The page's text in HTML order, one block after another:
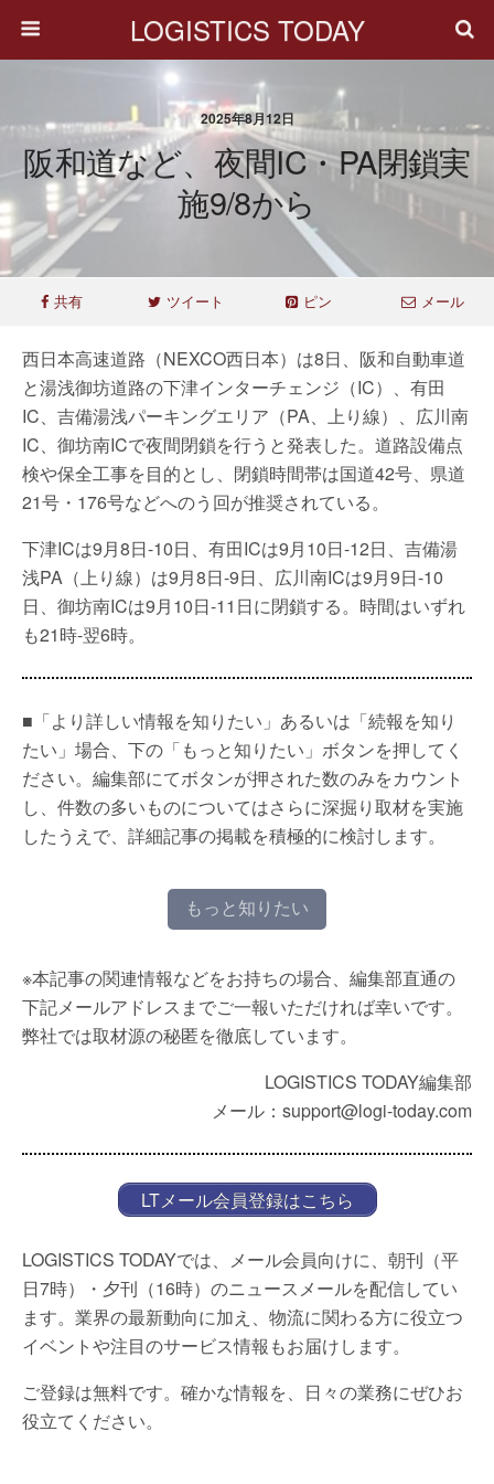
LOGISTICS TODAY
2025年8月12日
阪和道など、夜間IC・PA閉鎖実
施9/8から
共有 ツイート ピン メール
西日本高速道路（NEXCO西日本）は8日、阪和自動車道
と湯浅御坊道路の下津インターチェンジ（IC）、有田
IC、吉備湯浅パーキングエリア（PA、上り線）、広川南
IC、御坊南ICで夜間閉鎖を行うと発表した。道路設備点
検や保全工事を目的とし、閉鎖時間帯は国道42号、県道
21号・176号などへのう回が推奨されている。
下津ICは9月8日-10日、有田ICは9月10日-12日、吉備湯
浅PA（上り線）は9月8日-9日、広川南ICは9月9日-10
日、御坊南ICは9月10日-11日に閉鎖する。時間はいずれ
も21時-翌6時。
■「より詳しい情報を知りたい」あるいは「続報を知り
たい」場合、下の「もっと知りたい」ボタンを押してく
ださい。編集部にてボタンが押された数のみをカウント
し、件数の多いものについてはさらに深掘り取材を実施
したうえで、詳細記事の掲載を積極的に検討します。
もっと知りたい
※本記事の関連情報などをお持ちの場合、編集部直通の
下記メールアドレスまでご一報いただければ幸いです。
弊社では取材源の秘匿を徹底しています。
LOGISTICS TODAY編集部
メール：support@logi-today.com
LTメール会員登録はこちら
LOGISTICS TODAYでは、メール会員向けに、朝刊（平
日7時）・夕刊（16時）のニュースメールを配信してい
ます。業界の最新動向に加え、物流に関わる方に役立つ
イベントや注目のサービス情報もお届けします。
ご登録は無料です。確かな情報を、日々の業務にぜひお
役立てください。